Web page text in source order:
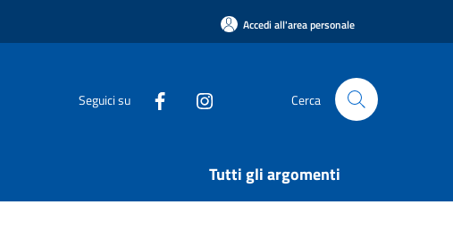
Accedi all'area personale
Seguici su Cerca
Tutti gli argomenti